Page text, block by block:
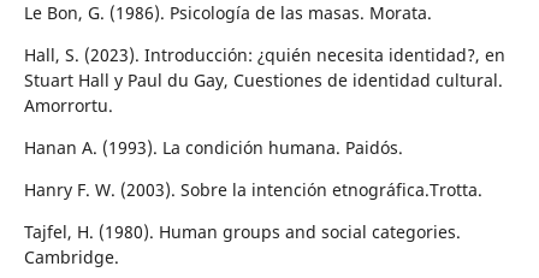
Le Bon, G. (1986). Psicología de las masas. Morata.
Hall, S. (2023). Introducción: ¿quién necesita identidad?, en
Stuart Hall y Paul du Gay, Cuestiones de identidad cultural.
Amorrortu.
Hanan A. (1993). La condición humana. Paidós.
Hanry F. W. (2003). Sobre la intención etnográfica.Trotta.
Tajfel, H. (1980). Human groups and social categories.
Cambridge.